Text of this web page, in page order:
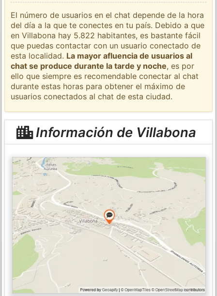
El número de usuarios en el chat depende de la hora
del día a la que te conectes en tu país. Debido a que
en Villabona hay 5.822 habitantes, es bastante fácil
que puedas contactar con un usuario conectado de
esta localidad. La mayor afluencia de usuarios al
chat se produce durante la tarde y noche, es por
ello que siempre es recomendable conectar al chat
durante estas horas para obtener el máximo de
usuarios conectados al chat de esta ciudad.
Información de Villabona